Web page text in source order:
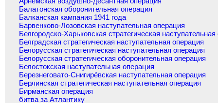
Балатонская оборонительная операция
Балканская кампания 1941 года
Барвенково-Лозовская наступательная операция
Белгородско-Харьковская стратегическая
Белградская стратегическая наступательная операция
Белорусская стратегическая наступательная операция
Белорусская стратегическая оборонительная операция
Белостокская наступательная операция
Березнеговато-Снигирёвская наступательная операция
Берлинская стратегическая наступательная операция
Бирманская операция
битва за Атлантику